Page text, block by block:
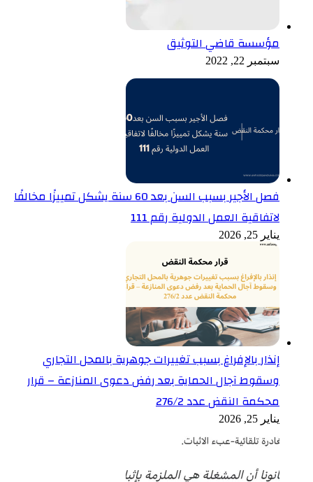
مؤسسة قاضي التوثيق
سبتمبر 22, 2022
فصل الأجير بسبب السن بعد 60 سنة يشكل تمييزًا مخالفًا
لاتفاقية العمل الدولية رقم 111
يناير 25, 2026
إنذار بالإفراغ بسبب تغييرات جوهرية بالمحل التجاري
وسقوط آجال الحماية بعد رفض دعوى المنازعة – قرار
محكمة النقض عدد 276/2
يناير 25, 2026